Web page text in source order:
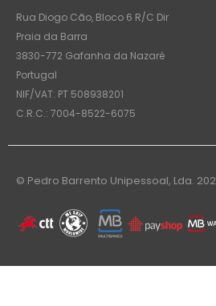
Rua Diogo Cão, Bloco 6 R/C Dir
Praia da Barra
3830-772 Gafanha da Nazaré
Portugal
NIF/VAT: PT 508938201
C.R.C.: 7004-8522-6075
© Pedro Barrento Unipessoal, Lda.